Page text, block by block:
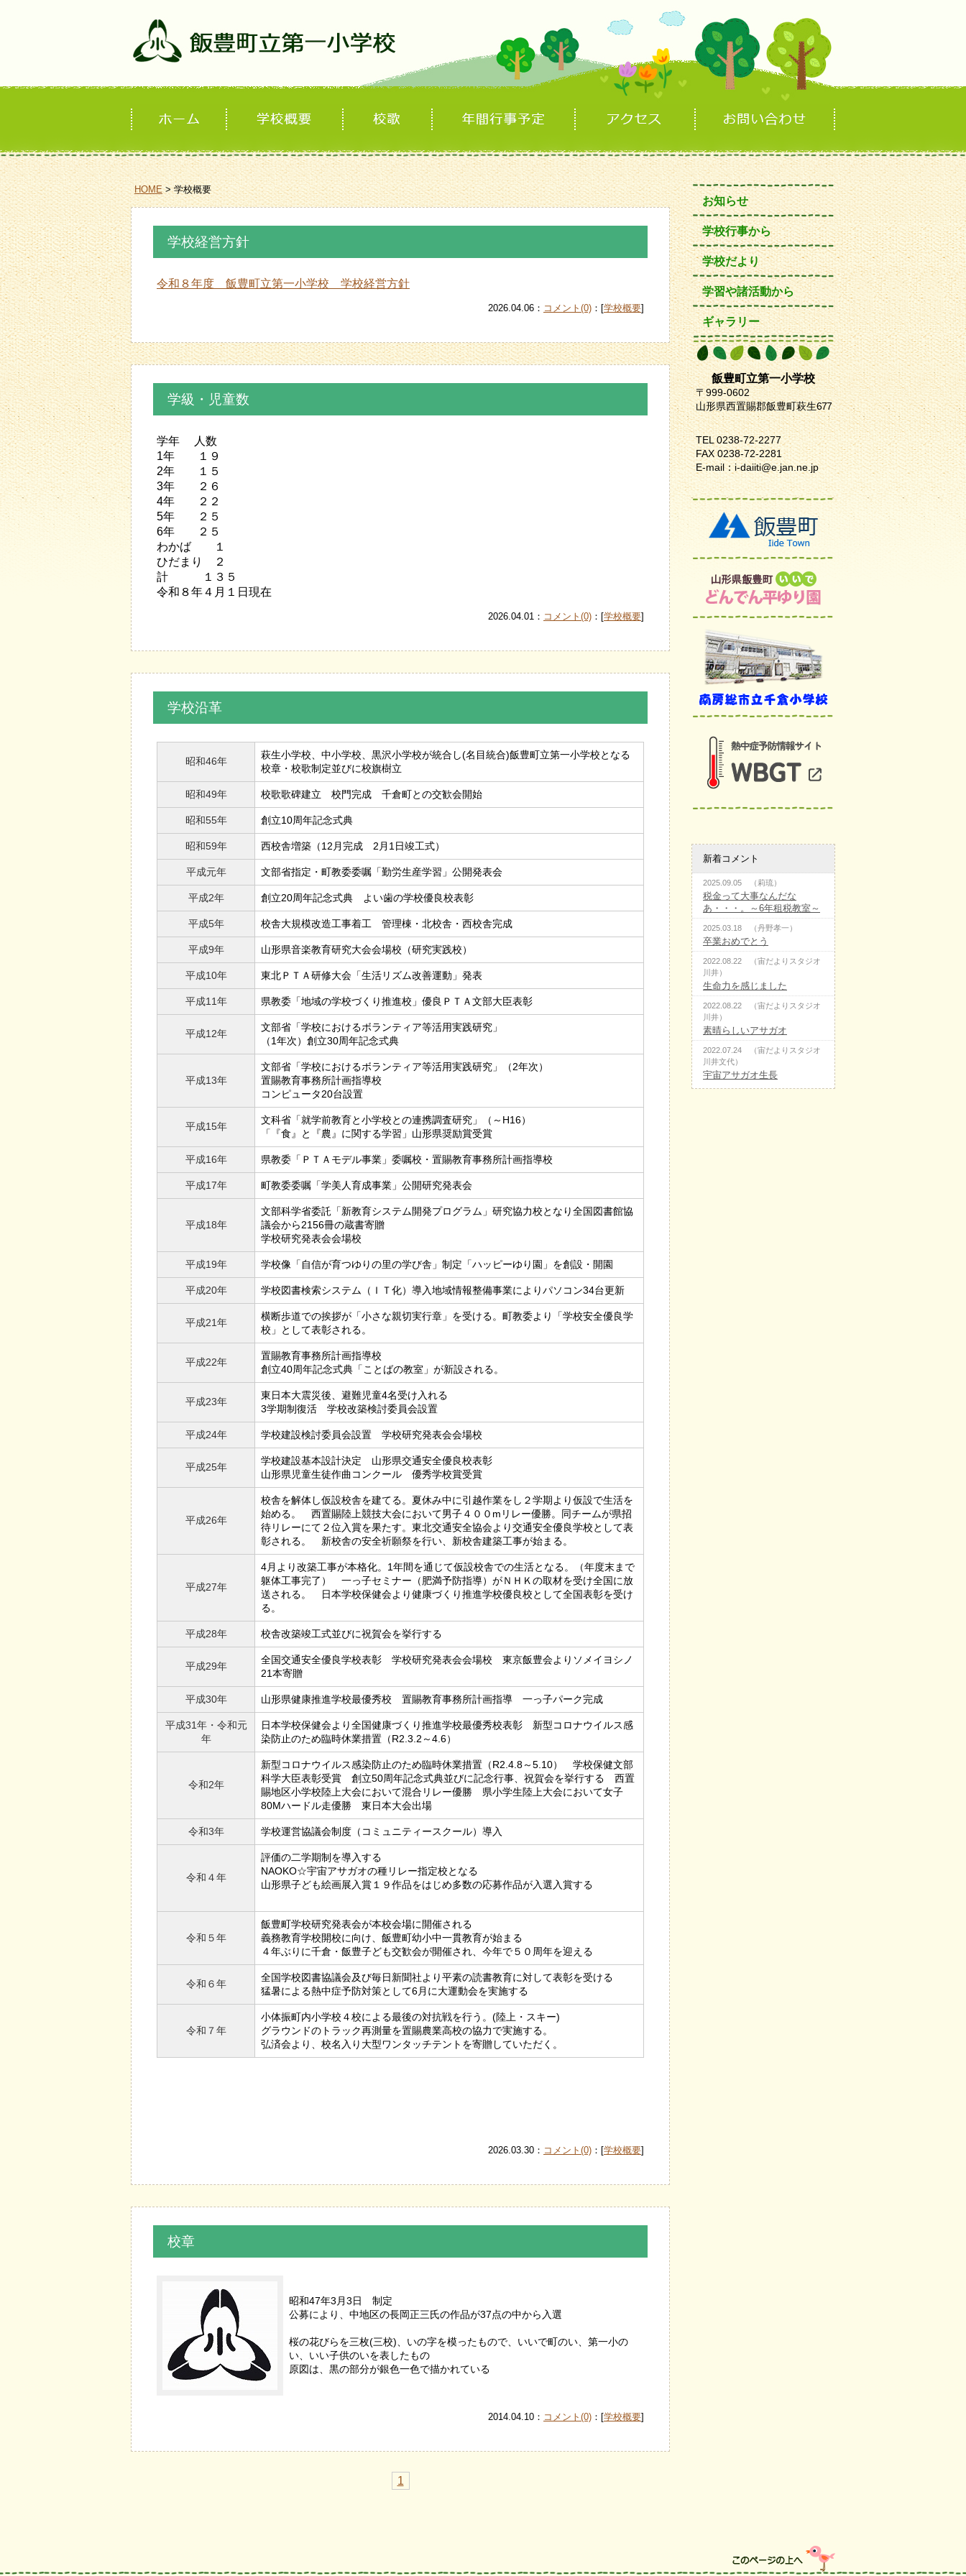
HOME> 学校概要
学校経営方針
令和８年度 飯豊町立第一小学校 学校経営方針
2026.04.06： コメント(0) ：[学校概要]
学級・児童数
学年 人数
1年 １９
2年 １５
3年 ２６
4年 ２２
5年 ２５
6年 ２５
わかば １
ひだまり ２
計 １３５
令和８年４月１日現在
2026.04.01： コメント(0) ：[学校概要]
学校沿革
昭和46年
萩生小学校、中小学校、黒沢小学校が統合し(名目統合)飯豊町立第一小学校となる
校章・校歌制定並びに校旗樹立
昭和49年 校歌歌碑建立 校門完成 千倉町との交歓会開始
昭和55年 創立10周年記念式典
昭和59年 西校舎増築（12月完成 2月1日竣工式）
平成元年 文部省指定・町教委委嘱「勤労生産学習」公開発表会
平成2年 創立20周年記念式典 よい歯の学校優良校表彰
平成5年 校舎大規模改造工事着工 管理棟・北校舎・西校舎完成
平成9年 山形県音楽教育研究大会会場校（研究実践校）
平成10年 東北ＰＴＡ研修大会「生活リズム改善運動」発表
平成11年 県教委「地域の学校づくり推進校」優良ＰＴＡ文部大臣表彰
平成12年
文部省「学校におけるボランティア等活用実践研究」
（1年次）創立30周年記念式典
平成13年
文部省「学校におけるボランティア等活用実践研究」（2年次）
置賜教育事務所計画指導校
コンピュータ20台設置
平成15年
文科省「就学前教育と小学校との連携調査研究」（～H16）
「『食』と『農』に関する学習」山形県奨励賞受賞
平成16年 県教委「ＰＴＡモデル事業」委嘱校・置賜教育事務所計画指導校
平成17年 町教委委嘱「学美人育成事業」公開研究発表会
平成18年
文部科学省委託「新教育システム開発プログラム」研究協力校となり全国図書館協
議会から2156冊の蔵書寄贈
学校研究発表会会場校
平成19年 学校像「自信が育つゆりの里の学び舎」制定「ハッピーゆり園」を創設・開園
平成20年 学校図書検索システム（ＩＴ化）導入地域情報整備事業によりパソコン34台更新
平成21年
横断歩道での挨拶が「小さな親切実行章」を受ける。町教委より「学校安全優良学
校」として表彰される。
平成22年
置賜教育事務所計画指導校
創立40周年記念式典「ことばの教室」が新設される。
平成23年
東日本大震災後、避難児童4名受け入れる
3学期制復活 学校改築検討委員会設置
平成24年 学校建設検討委員会設置 学校研究発表会会場校
平成25年
学校建設基本設計決定 山形県交通安全優良校表彰
山形県児童生徒作曲コンクール 優秀学校賞受賞
平成26年
校舎を解体し仮設校舎を建てる。夏休み中に引越作業をし２学期より仮設で生活を
始める。 西置賜陸上競技大会において男子４００mリレー優勝。同チームが県招
待リレーにて２位入賞を果たす。東北交通安全協会より交通安全優良学校として表
彰される。 新校舎の安全祈願祭を行い、新校舎建築工事が始まる。
平成27年
4月より改築工事が本格化。1年間を通じて仮設校舎での生活となる。（年度末まで
躯体工事完了） 一っ子セミナー（肥満予防指導）がＮＨＫの取材を受け全国に放
送される。 日本学校保健会より健康づくり推進学校優良校として全国表彰を受け
る。
平成28年 校舎改築竣工式並びに祝賀会を挙行する
平成29年
全国交通安全優良学校表彰 学校研究発表会会場校 東京飯豊会よりソメイヨシノ
21本寄贈
平成30年 山形県健康推進学校最優秀校 置賜教育事務所計画指導 一っ子パーク完成
平成31年・令和元
年
日本学校保健会より全国健康づくり推進学校最優秀校表彰 新型コロナウイルス感
染防止のため臨時休業措置（R2.3.2～4.6）
令和2年
新型コロナウイルス感染防止のため臨時休業措置（R2.4.8～5.10） 学校保健文部
科学大臣表彰受賞 創立50周年記念式典並びに記念行事、祝賀会を挙行する 西置
賜地区小学校陸上大会において混合リレー優勝 県小学生陸上大会において女子
80Mハードル走優勝 東日本大会出場
令和3年 学校運営協議会制度（コミュニティースクール）導入
令和４年
評価の二学期制を導入する
NAOKO☆宇宙アサガオの種リレー指定校となる
山形県子ども絵画展入賞１９作品をはじめ多数の応募作品が入選入賞する
令和５年
飯豊町学校研究発表会が本校会場に開催される
義務教育学校開校に向け、飯豊町幼小中一貫教育が始まる
４年ぶりに千倉・飯豊子ども交歓会が開催され、今年で５０周年を迎える
令和６年
全国学校図書協議会及び毎日新聞社より平素の読書教育に対して表彰を受ける
猛暑による熱中症予防対策として6月に大運動会を実施する
令和７年
小体振町内小学校４校による最後の対抗戦を行う。(陸上・スキー)
グラウンドのトラック再測量を置賜農業高校の協力で実施する。
弘済会より、校名入り大型ワンタッチテントを寄贈していただく。
2026.03.30： コメント(0) ：[学校概要]
校章
昭和47年3月3日 制定
公募により、中地区の長岡正三氏の作品が37点の中から入選
桜の花びらを三枚(三校)、いの字を模ったもので、いいで町のい、第一小の
い、いい子供のいを表したもの
原図は、黒の部分が銀色一色で描かれている
2014.04.10： コメント(0) ：[学校概要]
1
お知らせ
学校行事から
学校だより
学習や諸活動から
ギャラリー
飯豊町立第一小学校
〒999-0602
山形県西置賜郡飯豊町萩生677
TEL 0238-72-2277
FAX 0238-72-2281
E-mail：i-daiiti@e.jan.ne.jp
新着コメント
2025.09.05 （莉琉）
税金って大事なんだな
あ・・・。～6年租税教室～
2025.03.18 （丹野孝一）
卒業おめでとう
2022.08.22 （宙だよりスタジオ
川井）
生命力を感じました
2022.08.22 （宙だよりスタジオ
川井）
素晴らしいアサガオ
2022.07.24 （宙だよりスタジオ
川井文代）
宇宙アサガオ生長